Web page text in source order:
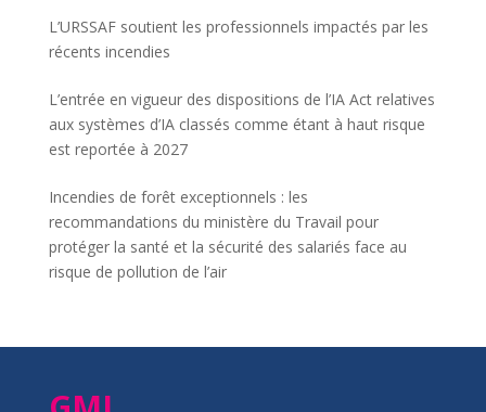
L’URSSAF soutient les professionnels impactés par les
récents incendies
L’entrée en vigueur des dispositions de l’IA Act relatives
aux systèmes d’IA classés comme étant à haut risque
est reportée à 2027
Incendies de forêt exceptionnels : les
recommandations du ministère du Travail pour
protéger la santé et la sécurité des salariés face au
risque de pollution de l’air